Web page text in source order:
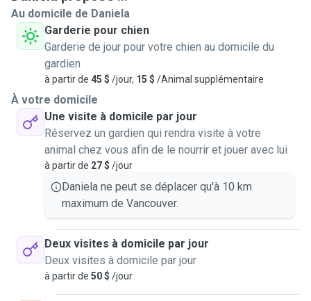
~Due to a spine injury , I can only walk medium and small
dogs. ~Please provide the poop bags and leash. ~Let me
know if there is an area your pet prefers and I'll take them
your pets and I'm easily reachable. I can also take an Uber
to bring your pet to a vet in case of emergency.
Daycare and boarding:
poop bags, toys, bed, are provided.
~CAT: they will have a space for them with their litter, water,
food, scratcher, away from my own animals if needed.
Ask me any questions or concerns about the services
anytime!
Au domicile de Daniela
Garderie pour chien
Garderie de jour pour votre chien au domicile du
gardien
à partir de 45 $ /jour, 15 $ /Animal supplémentaire
À votre domicile
Une visite à domicile par jour
Réservez un gardien qui rendra visite à votre
animal chez vous afin de le nourrir et jouer avec lui
à partir de 27 $ /jour
Daniela ne peut se déplacer qu'à 10 km
maximum de Vancouver.
Deux visites à domicile par jour
Deux visites à domicile par jour
à partir de 50 $ /jour